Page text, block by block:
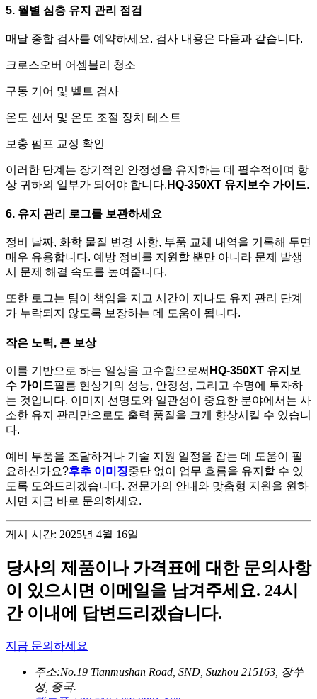
5. 월별 심층 유지 관리 점검
매달 종합 검사를 예약하세요. 검사 내용은 다음과 같습니다.
크로스오버 어셈블리 청소
구동 기어 및 벨트 검사
온도 센서 및 온도 조절 장치 테스트
보충 펌프 교정 확인
이러한 단계는 장기적인 안정성을 유지하는 데 필수적이며 항
상 귀하의 일부가 되어야 합니다. HQ-350XT 유지보수 가이드.
6. 유지 관리 로그를 보관하세요
정비 날짜, 화학 물질 변경 사항, 부품 교체 내역을 기록해 두면
매우 유용합니다. 예방 정비를 지원할 뿐만 아니라 문제 발생
시 문제 해결 속도를 높여줍니다.
또한 로그는 팀이 책임을 지고 시간이 지나도 유지 관리 단계
가 누락되지 않도록 보장하는 데 도움이 됩니다.
작은 노력, 큰 보상
이를 기반으로 하는 일상을 고수함으로써 HQ-350XT 유지보
수 가이드필름 현상기의 성능, 안정성, 그리고 수명에 투자하
는 것입니다. 이미지 선명도와 일관성이 중요한 분야에서는 사
소한 유지 관리만으로도 출력 품질을 크게 향상시킬 수 있습니
다.
예비 부품을 조달하거나 기술 지원 일정을 잡는 데 도움이 필
요하신가요?후추 이미징중단 없이 업무 흐름을 유지할 수 있
도록 도와드리겠습니다. 전문가의 안내와 맞춤형 지원을 원하
시면 지금 바로 문의하세요.
게시 시간: 2025년 4월 16일
당사의 제품이나 가격표에 대한 문의사항
이 있으시면 이메일을 남겨주세요. 24시
간 이내에 답변드리겠습니다.
지금 문의하세요
주소:No.19 Tianmushan Road, SND, Suzhou 215163, 장쑤
성, 중국.